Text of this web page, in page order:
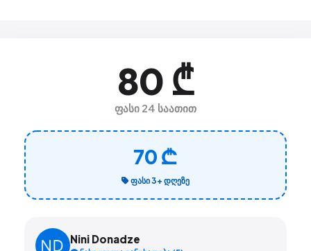
80 ₾
ფასი 24 საათით
70 ₾
ᲤᲐᲡᲘ 3+ ᲓᲦᲔᲖᲔ
Nini Donadze